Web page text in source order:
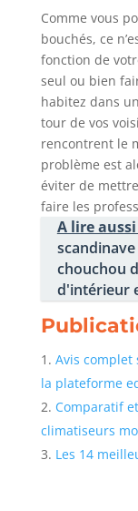
Comme vous
bouchés, ce
fonction de
seul ou bien
habitez dans
tour de vos
rencontrent le
problème est
éviter de
faire les
A lire aussi
chouchou
d'intérieur
Avis
la plateforme
Comparatif
climatiseurs
Les 14